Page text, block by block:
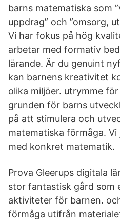
barns matematiska som
uppdrag” och ”omsorg,
Vi har fokus på hög
arbetar med formativ
lärande. Är du genuint
kan barnens kreativitet
olika miljöer. utrymme
grunden för barns
på att stimulera och
matematiska förmåga.
med konkret matematik.
Prova Gleerups digitala
stor fantastisk gård som
aktiviteter för barnen.
förmåga utifrån